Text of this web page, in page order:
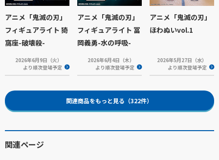
アニメ「鬼滅の刃」
フィギュアライト 猗
窩座-破壊殺-
2026年6月9日（火）
より順次登場予定
アニメ「鬼滅の刃」
フィギュアライト 冨
岡義勇-水の呼吸-
2026年6月4日（木）
より順次登場予定
アニメ「鬼滅の刃」
ほわぬいvol.1
2026年5月27日（水）
より順次登場予定
関連商品をもっと見る（322件）
関連ページ